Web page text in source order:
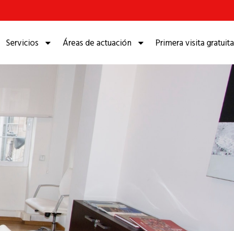
Servicios Áreas de actuación Primera visita gratuita